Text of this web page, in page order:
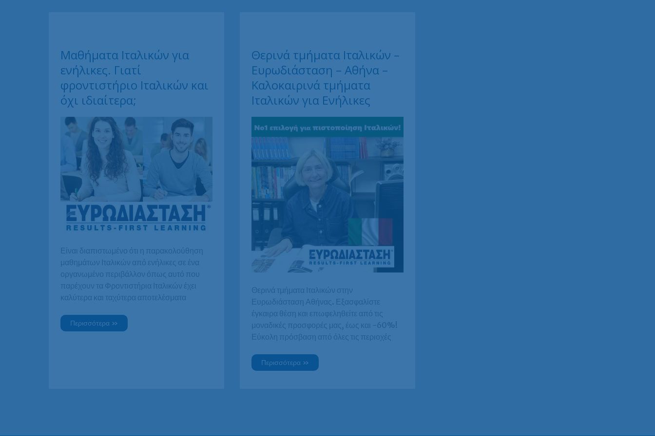
Μαθήματα Ιταλικών για
ενήλικες. Γιατί
φροντιστήριο Ιταλικών και
όχι ιδιαίτερα;
Είναι διαπιστωμένο ότι η παρακολούθηση
μαθημάτων Ιταλικών από ενήλικες σε ένα
οργανωμένο περιβάλλον όπως αυτό που
παρέχουν τα Φροντιστήρια Ιταλικών έχει
καλύτερα και ταχύτερα αποτελέσματα
Μαθήματα
Ιταλικών
Περισσότερα »
Θερινά τμήματα Ιταλικών –
Ευρωδιάσταση – Αθήνα –
Καλοκαιρινά τμήματα
Ιταλικών για Ενήλικες
Θερινά τμήματα Ιταλικών στην
Ευρωδιάσταση Αθήνας. Εξασφαλίστε
έγκαιρα θέση και επωφεληθείτε από τις
μοναδικές προσφορές μας, έως και -60%!
Εύκολη πρόσβαση από όλες τις περιοχές
Θερινά
τμήματα
Περισσότερα »